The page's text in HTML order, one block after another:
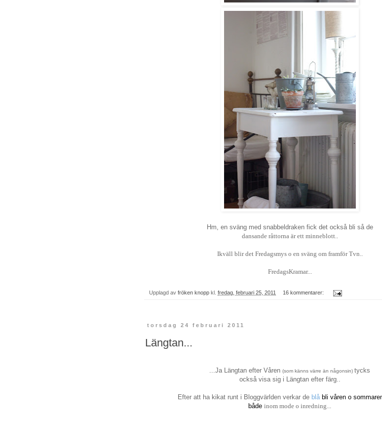
Hm, en sväng med snabbeldraken fick det också bli så de
dansande råttorna är ett minneblott..
Ikväll blir det Fredagsmys o en sväng om framför Tvn..
FredagsKramar...
Upplagd av fröken knopp kl. fredag, februari 25, 2011 16 kommentarer:
torsdag 24 februari 2011
Längtan...
...Ja Längtan efter Våren (som känns värre än någonsin) tycks
också visa sig i Längtan efter färg..
Efter att ha kikat runt i Bloggvärlden verkar de blåbli våren o
både inom mode o inredning...